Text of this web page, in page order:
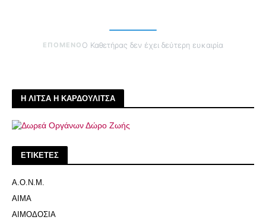
ΕΠΟΜΕΝΟ Ο Καθετήρας δεν έχει δεύτερη ευκαιρία
Η ΛΙΤΣΑ Η ΚΑΡΔΟΥΛΙΤΣΑ
ΕΤΙΚΕΤΕΣ
Α.Ο.Ν.Μ.
ΑΙΜΑ
ΑΙΜΟΔΟΣΙΑ